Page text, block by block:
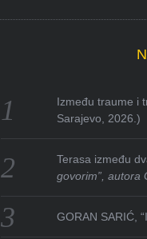
Između traume i
Sarajevo, 2026.)
Terasa između
govorim”, autora
GORAN SARIĆ,